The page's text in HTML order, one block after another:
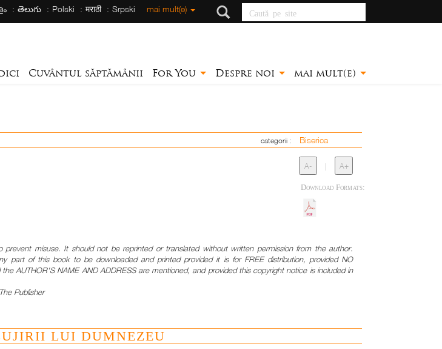
తెలుగు Polski मराठी Srpski mai mult(e) Caută pe site
Cuvântul săptămânii For You Despre noi mai mult(e)
categorii : Biserica
A- | A+
Download Formats:
prevent misuse. It should not be reprinted or translated without written permission from the author.
part of this book to be downloaded and printed provided it is for FREE distribution, provided NO
AUTHOR'S NAME AND ADDRESS are mentioned, and provided this copyright notice is included in
Publisher
LUI DUMNEZEU